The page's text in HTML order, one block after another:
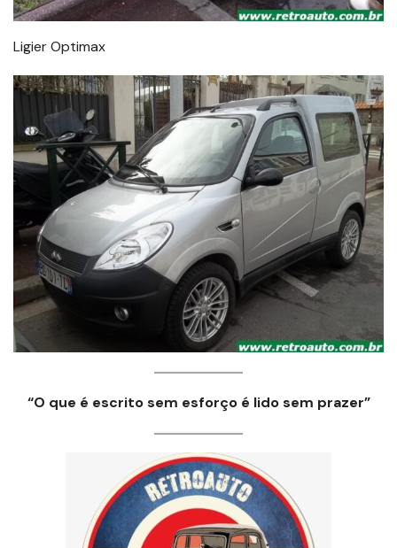
Ligier Optimax
“O que é escrito sem esforço é lido sem prazer”